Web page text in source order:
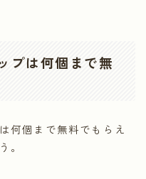
プは何個まで無
何個まで無料でもらえ
。